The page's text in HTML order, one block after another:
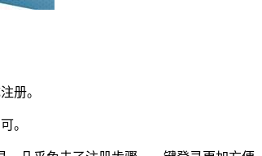
册。
。